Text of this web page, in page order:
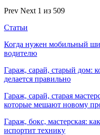
Prev Next 1 из 509
Статьи
Когда нужен мобильный
водителю
Гараж, сарай, старый дом:
делается правильно
Гараж, сарай, старая
которые мешают новому
Гараж, бокс, мастерская:
испортит технику